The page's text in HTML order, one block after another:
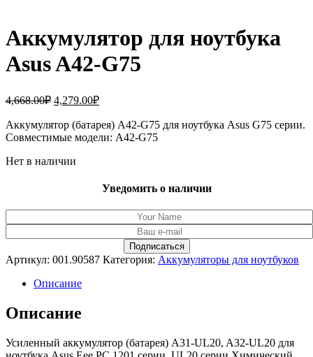
Аккумулятор для ноутбука
Asus A42-G75
4,668.00₽ Первоначальная
составляла
4,668.00₽.
4,279.00₽Текущая
4,279.00₽.
Аккумулятор (батарея) A42-G75 для ноутбука Asus G75 серии.
Совместимые модели: A42-G75
Нет в наличии
Уведомить о наличии
Артикул: 001.90587 Категория: Аккумуляторы для ноутбуков
Описание
Описание
Усиленный аккумулятор (батарея) A31-UL20, A32-UL20 для